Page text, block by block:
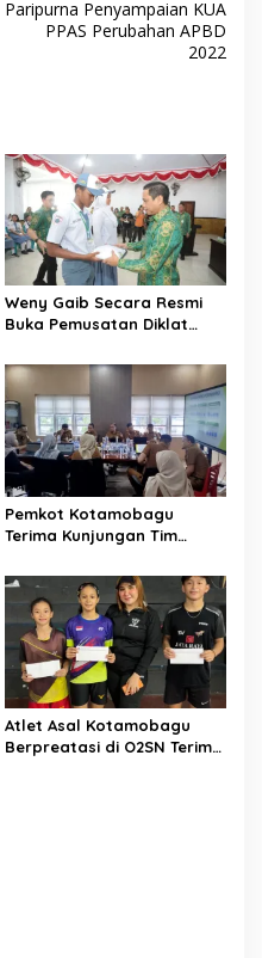
Paripurna Penyampaian KUA
PPAS Perubahan APBD
2022
Weny Gaib Secara Resmi
Buka Pemusatan Diklat
Kotamobagu
Pemkot Kotamobagu
Terima Kunjungan Tim
Atlet Asal Kotamobagu
Berpreatasi di O2SN Terima